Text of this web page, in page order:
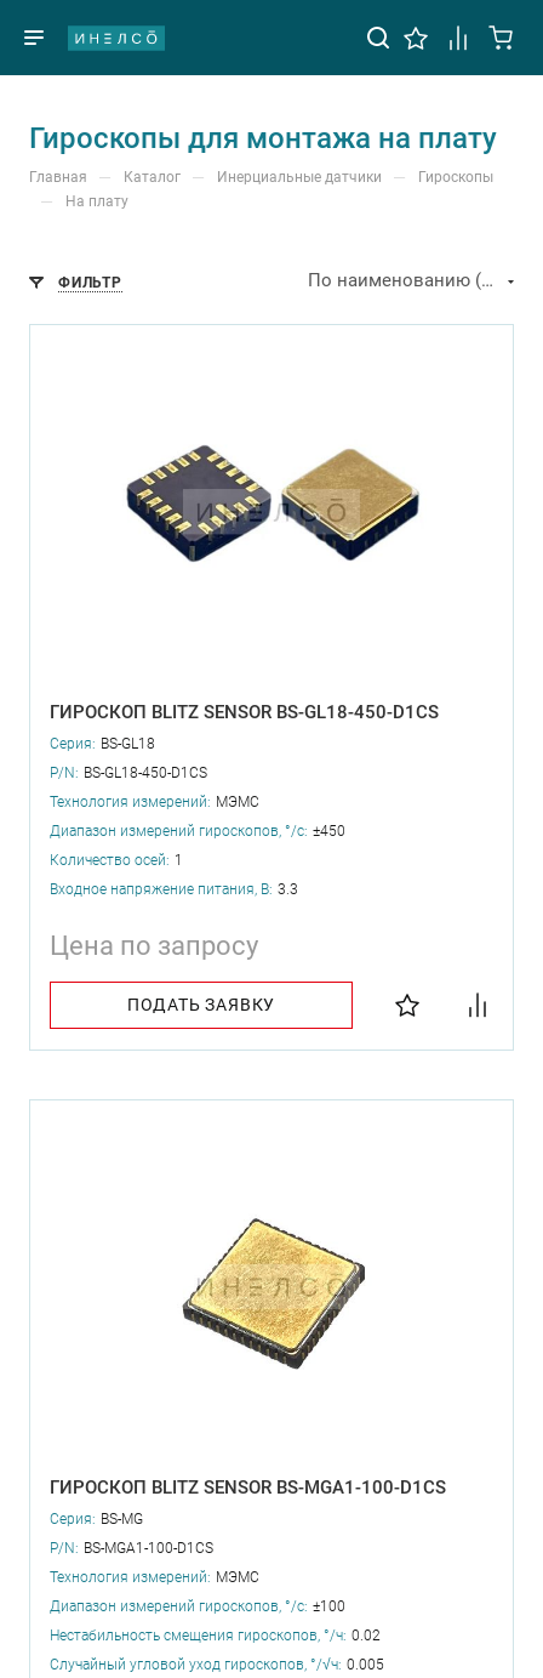
Гироскопы для монтажа на плату
Главная — Каталог — Инерциальные датчики — Гироскопы
— На плату
ФИЛЬТР По наименованию (А-Я)
ГИРОСКОП BLITZ SENSOR BS-GL18-450-D1CS
Серия: BS-GL18
P/N: BS-GL18-450-D1CS
Технология измерений: МЭМС
Диапазон измерений гироскопов, °/с: ±450
Количество осей: 1
Входное напряжение питания, В: 3.3
Цена по запросу
ПОДАТЬ ЗАЯВКУ
ГИРОСКОП BLITZ SENSOR BS-MGA1-100-D1CS
Серия: BS-MG
P/N: BS-MGA1-100-D1CS
Технология измерений: МЭМС
Диапазон измерений гироскопов, °/с: ±100
Нестабильность смещения гироскопов, °/ч: 0.02
Случайный угловой уход гироскопов, °/√ч: 0.005